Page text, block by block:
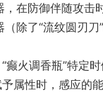
，在防御伴随攻
（除了“流纹圆刃
“癫火调香瓶”特定
予属性时，感应